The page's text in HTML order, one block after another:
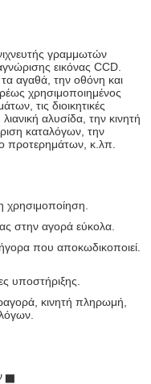
γραμμωτών
εικόνας CCD.
αγαθά, την οθόνη και
χρησιμοποιημένος
τις διοικητικές
αλυσίδα, την κινητή
καταλόγων, την
προτερημάτων, κ.λπ.
χρησιμοποίηση.
στην αγορά εύκολα.
που αποκωδικοποιεί.
υποστήριξης.
κινητή πληρωμή,
▅